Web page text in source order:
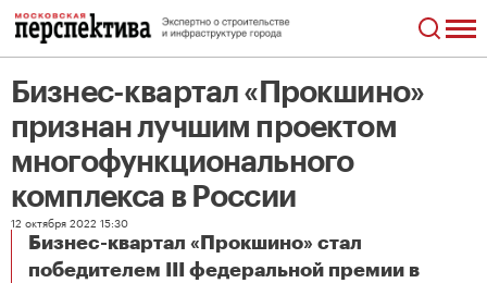
Бизнес-квартал «Прокшино»
признан лучшим проектом
многофункционального
комплекса в России
12 октября 2022 15:30
Бизнес-квартал «Прокшино» стал
победителем III федеральной премии в